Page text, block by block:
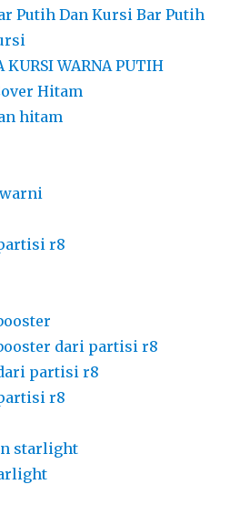
Putih Dan Kursi Bar Putih
KURSI WARNA PUTIH
Hitam
hitam
warni
r8
dari partisi r8
partisi r8
r8
starlight